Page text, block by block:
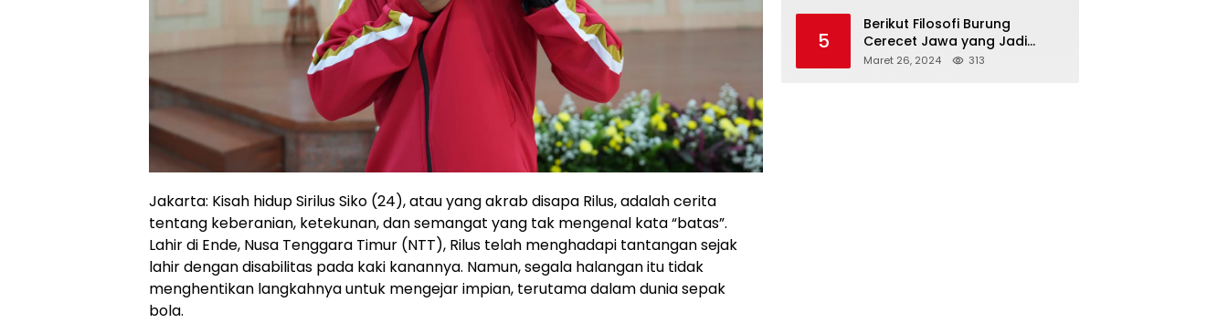
Jakarta: Kisah hidup Sirilus Siko (24), atau yang akrab disapa Rilus, adalah cerita
tentang keberanian, ketekunan, dan semangat yang tak mengenal kata “batas”.
Lahir di Ende, Nusa Tenggara Timur (NTT), Rilus telah menghadapi tantangan sejak
lahir dengan disabilitas pada kaki kanannya. Namun, segala halangan itu tidak
menghentikan langkahnya untuk mengejar impian, terutama dalam dunia sepak
bola.
5
Berikut Filosofi Burung
Cerecet Jawa yang Jadi
Maskot PBSI Sumedang
Maret 26, 2024 313